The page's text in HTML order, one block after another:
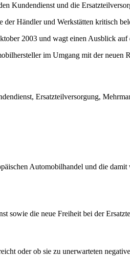
Kundendienst und die
Händler und Werkstätten kritisch
2003 und wagt einen Ausblick
im Umgang mit der neuen
Ersatzteilversorgung,
Automobilhandel und die damit
sowie die neue Freiheit bei der
oder ob sie zu unerwarteten